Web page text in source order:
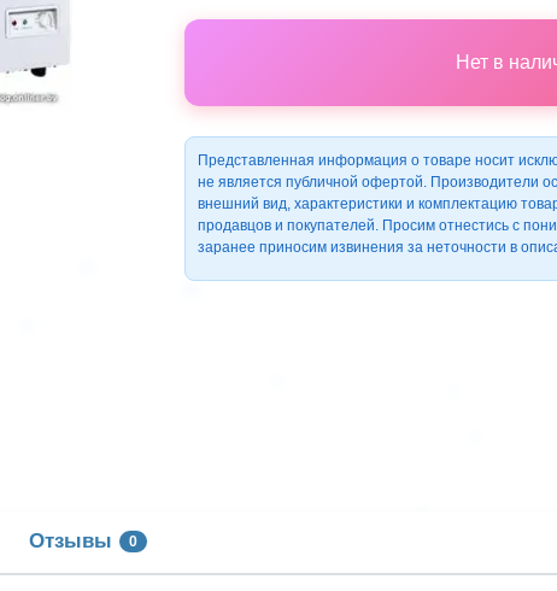
Нет в
Представленная информация о товаре носит
не является публичной офертой. Производители
внешний вид, характеристики и комплектацию
продавцов и покупателей. Просим отнестись с
заранее приносим извинения за неточности в
Отзывы 0